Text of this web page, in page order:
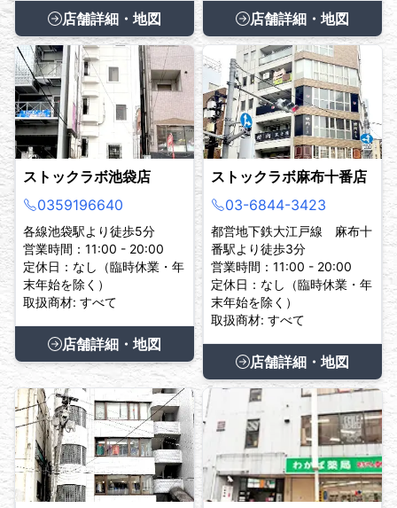
店舗詳細・地図 店舗詳細・地図
ストックラボ池袋店
0359196640
各線池袋駅より徒歩5分
営業時間：11:00 - 20:00
定休日：なし（臨時休業・年
末年始を除く）
取扱商材: すべて
店舗詳細・地図
ストックラボ麻布十番店
03-6844-3423
都営地下鉄大江戸線 麻布十
番駅より徒歩3分
営業時間：11:00 - 20:00
定休日：なし（臨時休業・年
末年始を除く）
取扱商材: すべて
店舗詳細・地図